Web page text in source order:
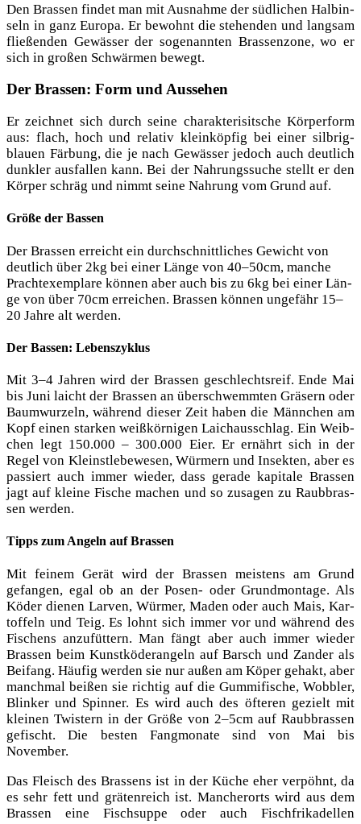
Den Bras­sen fin­det man mit Aus­nah­me der süd­li­chen Halb­in­
seln in ganz Euro­pa. Er bewohnt die ste­hen­den und lang­sam
flie­ßen­den Gewäs­ser der soge­nann­ten Bras­sen­zo­ne, wo er
sich in gro­ßen Schwär­men bewegt.
Der Brassen: Form und Aussehen
Er zeich­net sich durch sei­ne cha­rak­te­ri­sit­sche Kör­per­form
aus: flach, hoch und rela­tiv klein­köp­fig bei einer silb­rig­
blau­en Fär­bung, die je nach Gewäs­ser jedoch auch deut­lich
dunk­ler aus­fal­len kann. Bei der Nah­rungs­su­che stellt er den
Kör­per schräg und nimmt sei­ne Nah­rung vom Grund auf.
Größe der Bassen
Der Bras­sen erreicht ein durch­schnitt­li­ches Gewicht von
deut­lich über 2kg bei einer Län­ge von 40–50cm, man­che
Pracht­ex­em­pla­re kön­nen aber auch bis zu 6kg bei einer Län­
ge von über 70cm errei­chen. Bras­sen kön­nen unge­fähr 15–
20 Jah­re alt werden.
Der Bassen: Lebenszyklus
Mit 3–4 Jah­ren wird der Bras­sen geschlechts­reif. Ende Mai
bis Juni laicht der Bras­sen an über­schwemm­ten Grä­sern oder
Baum­wur­zeln, wäh­rend die­ser Zeit haben die Männ­chen am
Kopf einen star­ken weiß­kör­ni­gen Laich­aus­schlag. Ein Weib­
chen legt 150.000 – 300.000 Eier. Er ernährt sich in der
Regel von Kleinst­le­be­we­sen, Wür­mern und Insek­ten, aber es
pas­siert auch immer wie­der, dass gera­de kapi­ta­le Bras­sen
jagt auf klei­ne Fische machen und so zusa­gen zu Raub­bras­
sen werden.
Tipps zum Angeln auf Brassen
Mit fei­nem Gerät wird der Bras­sen meis­tens am Grund
gefan­gen, egal ob an der Posen- oder Grund­mon­ta­ge. Als
Köder die­nen Lar­ven, Wür­mer, Maden oder auch Mais, Kar­
tof­feln und Teig. Es lohnt sich immer vor und wäh­rend des
Fischens anzu­füt­tern. Man fängt aber auch immer wie­der
Bras­sen beim Kunst­kö­der­an­geln auf Barsch und Zan­der als
Bei­fang. Häu­fig wer­den sie nur außen am Köper gehakt, aber
manch­mal bei­ßen sie rich­tig auf die Gum­mi­fi­sche, Wob­bler,
Blin­ker und Spin­ner. Es wird auch des öfte­ren gezielt mit
klei­nen Twis­tern in der Grö­ße von 2–5cm auf Raub­bras­sen
gefischt. Die bes­ten Fang­mo­na­te sind von Mai bis
November.
Das Fleisch des Bras­sens ist in der Küche eher ver­pöhnt, da
es sehr fett und grä­ten­reich ist. Man­cher­orts wird aus dem
Bras­sen eine Fisch­sup­pe oder auch Fisch­fri­ka­del­len